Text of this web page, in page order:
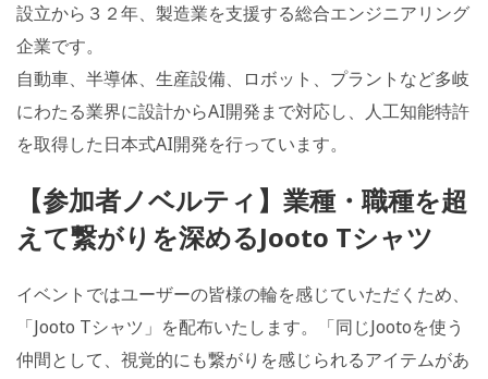
設立から３２年、製造業を支援する総合エンジニアリング
企業です。
自動車、半導体、生産設備、ロボット、プラントなど多岐
にわたる業界に設計からAI開発まで対応し、人工知能特許
を取得した日本式AI開発を行っています。
【参加者ノベルティ】業種・職種を超
えて繋がりを深めるJooto Tシャツ
イベントではユーザーの皆様の輪を感じていただくため、
「Jooto Tシャツ」を配布いたします。「同じJootoを使う
仲間として、視覚的にも繋がりを感じられるアイテムがあ